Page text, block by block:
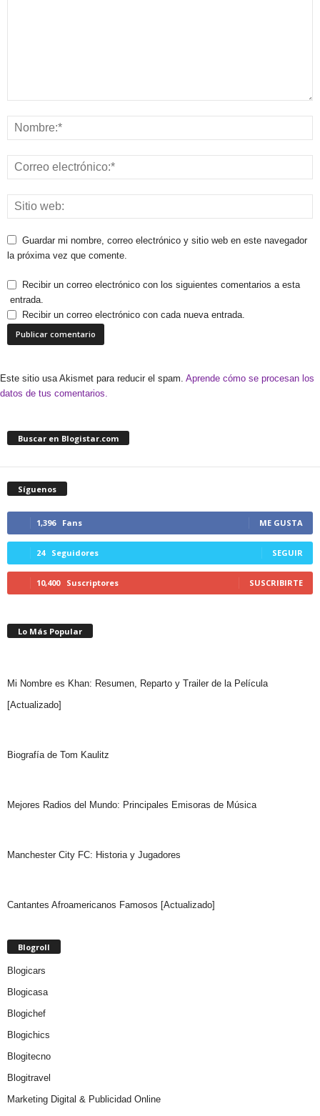
Guardar mi nombre, correo electrónico y sitio web en este navegador
la próxima vez que comente.
Recibir un correo electrónico con los siguientes comentarios a esta
entrada.
Recibir un correo electrónico con cada nueva entrada.
Este sitio usa Akismet para reducir el spam. Aprende cómo se procesan los
datos de tus comentarios.
Buscar en Blogistar.com
Síguenos
1,396 Fans ME GUSTA
24 Seguidores SEGUIR
10,400 Suscriptores SUSCRIBIRTE
Lo Más Popular
Mi Nombre es Khan: Resumen, Reparto y Trailer de la Película
[Actualizado]
Biografía de Tom Kaulitz
Mejores Radios del Mundo: Principales Emisoras de Música
Manchester City FC: Historia y Jugadores
Cantantes Afroamericanos Famosos [Actualizado]
Blogroll
Blogicars
Blogicasa
Blogichef
Blogichics
Blogitecno
Blogitravel
Marketing Digital & Publicidad Online